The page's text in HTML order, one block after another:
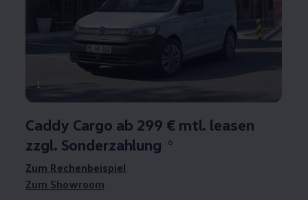
1
Caddy Cargo ab 299 € mtl. leasen
zzgl. Sonderzahlung
6
Zum Rechenbeispiel
Zum Showroom